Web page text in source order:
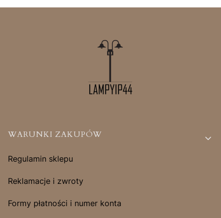
Linki w stopce
WARUNKI ZAKUPÓW
Regulamin sklepu
Reklamacje i zwroty
Formy płatności i numer konta